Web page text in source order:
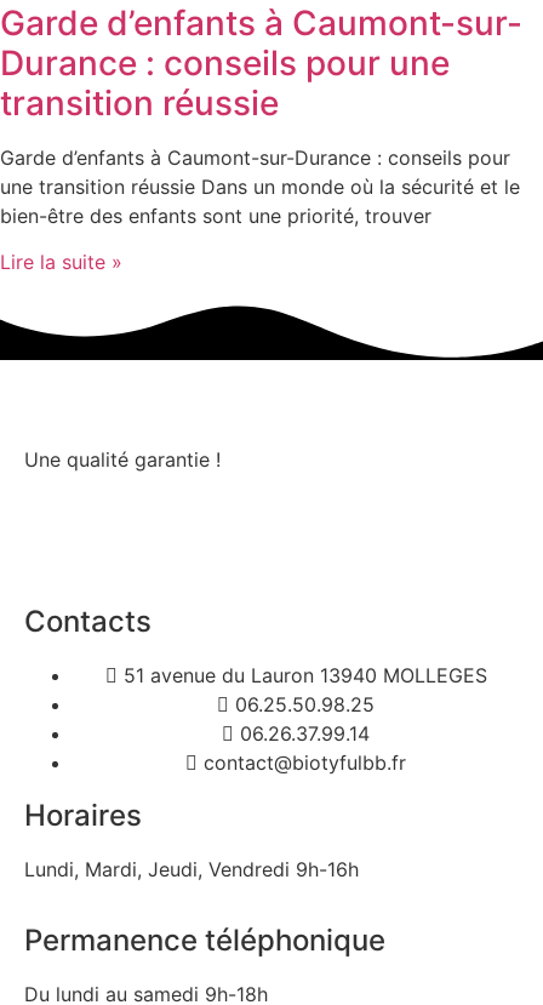
Garde d’enfants à Caumont-sur-
Durance : conseils pour une
transition réussie
Garde d’enfants à Caumont-sur-Durance : conseils pour
une transition réussie Dans un monde où la sécurité et le
bien-être des enfants sont une priorité, trouver
Lire la suite »
Une qualité garantie !
Contacts
51 avenue du Lauron 13940 MOLLEGES
06.25.50.98.25
06.26.37.99.14
contact@biotyfulbb.fr
Horaires
Lundi, Mardi, Jeudi, Vendredi 9h-16h
Permanence téléphonique
Du lundi au samedi 9h-18h